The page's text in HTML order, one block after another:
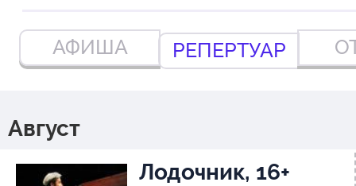
АФИША РЕПЕРТУАР
Август
Лодочник, 16+